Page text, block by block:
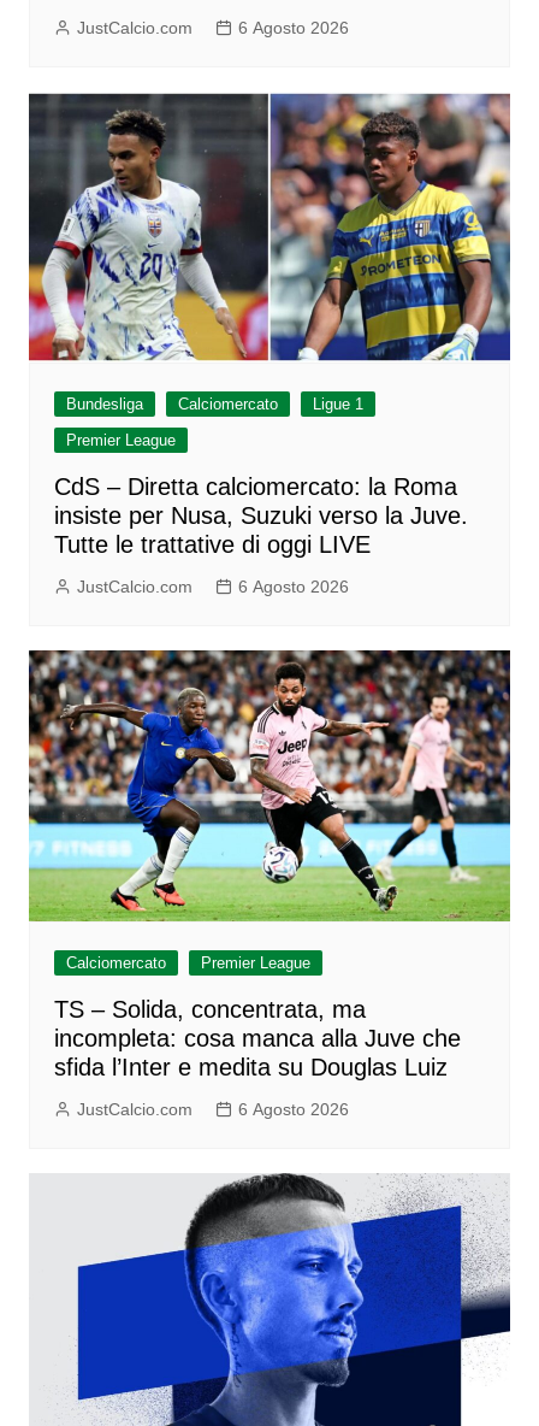
JustCalcio.com 6 Agosto 2026
Bundesliga Calciomercato
Ligue 1
Premier League
CdS – Diretta calciomercato: la Roma
insiste per Nusa, Suzuki verso la Juve.
Tutte le trattative di oggi LIVE
JustCalcio.com 6 Agosto 2026
Calciomercato Premier League
TS – Solida, concentrata, ma
incompleta: cosa manca alla Juve che
sfida l’Inter e medita su Douglas Luiz
JustCalcio.com 6 Agosto 2026